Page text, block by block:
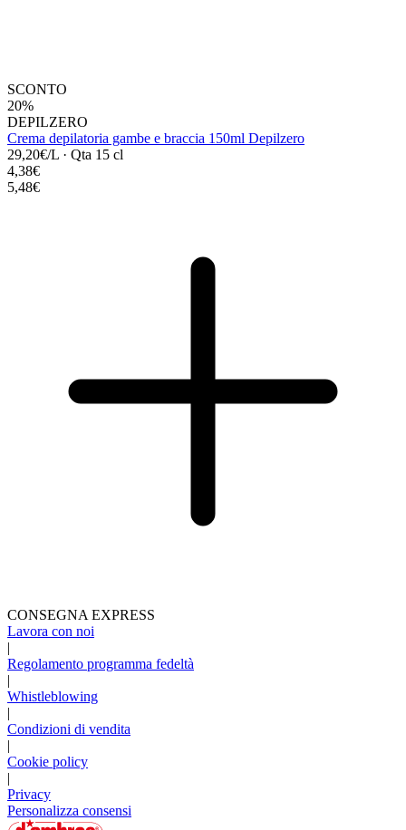
SCONTO
20%
DEPILZERO
Crema depilatoria gambe e braccia 150ml Depilzero
29,20€/L · Qta 15 cl
4,38€
5,48€
CONSEGNA EXPRESS
Lavora con noi
|
Regolamento programma fedeltà
|
Whistleblowing
|
Condizioni di vendita
|
Cookie policy
|
Privacy
Personalizza consensi